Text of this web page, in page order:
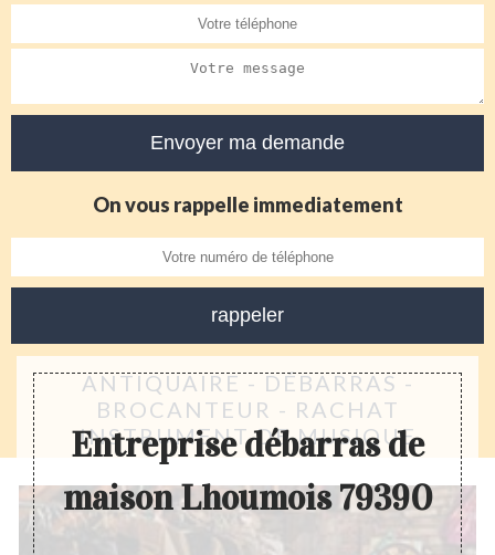
On vous rappelle immediatement
ANTIQUAIRE - DÉBARRAS -
BROCANTEUR - RACHAT
INSTRUMENT DE MUSIQUE
Entreprise débarras de
maison Lhoumois 79390